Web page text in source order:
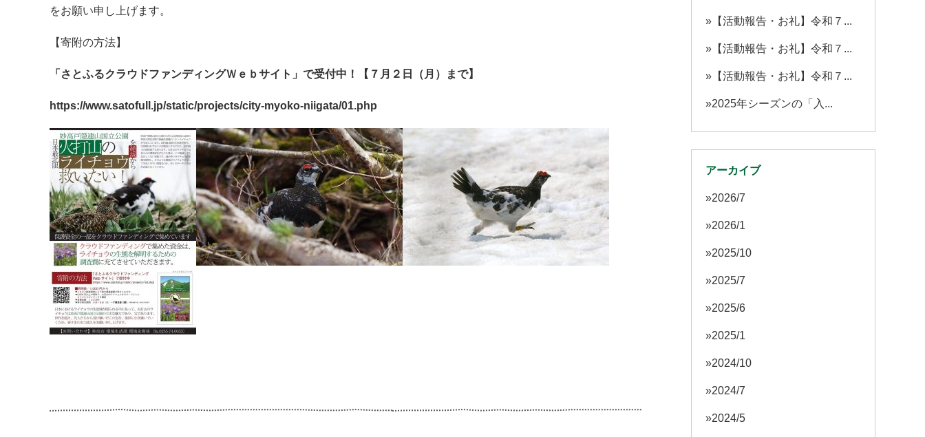
をお願い申し上げます。
【寄附の方法】
「さとふるクラウドファンディングＷｅｂサイト」で受付中！【７月２日（月）まで】
https://www.satofull.jp/static/projects/city-myoko-niigata/01.php
【活動報告・お礼】令和７...
【活動報告・お礼】令和７...
【活動報告・お礼】令和７...
2025年シーズンの「入...
アーカイブ
2026/7
2026/1
2025/10
2025/7
2025/6
2025/1
2024/10
2024/7
2024/5